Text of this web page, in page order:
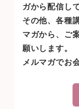
ガから配信し
その他、各種
マガから、ご
願いします。
メルマガでお